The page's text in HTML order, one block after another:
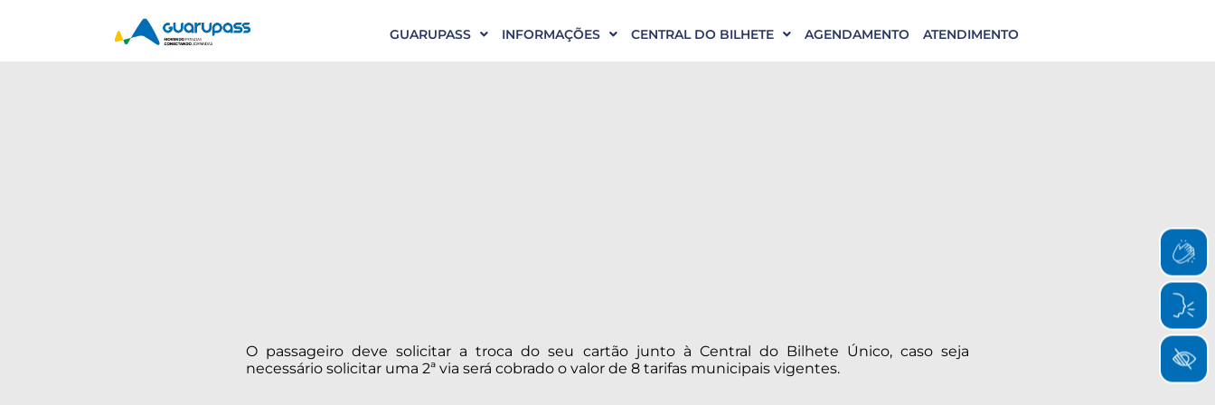
GUARUPASS INFORMAÇÕES CENTRAL DO BILHETE AGENDAMENTO ATENDIMENTO
O passageiro deve solicitar a troca do seu cartão junto à Central do Bilhete Único, caso seja
necessário solicitar uma 2ª via será cobrado o valor de 8 tarifas municipais vigentes.